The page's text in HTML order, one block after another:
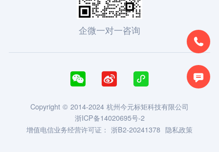


企微一对一咨询
  
Copyright © 2014-2024 杭州今元标矩科技有限公司
浙ICP备14020695号-2
增值电信业务经营许可证： 浙B2-20241378 隐私政策